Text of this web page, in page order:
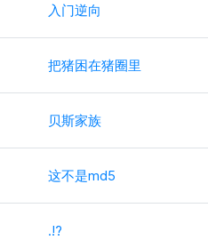
入门逆向
把猪困在猪圈里
贝斯家族
这不是md5
.!?